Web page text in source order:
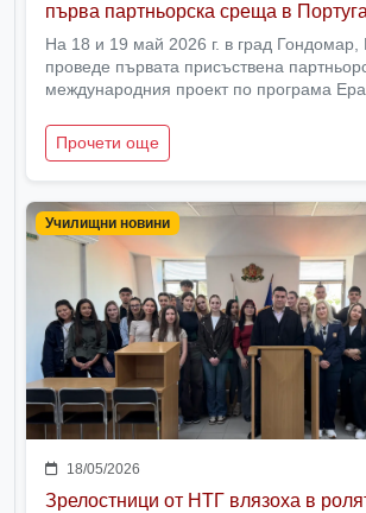
първа партньорска среща в
На 18 и 19 май 2026 г. в град Гондомар,
проведе първата присъствена
международния проект по програма
себеутвърждаване.
Прочети още
Училищни новини
18/05/2026
Зрелостници от НТГ влязоха в